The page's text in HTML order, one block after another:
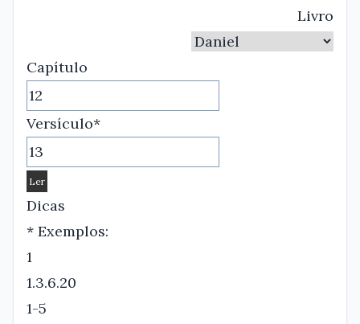
Livro
Capítulo
Versículo*
Dicas
* Exemplos:
1
1.3.6.20
1-5